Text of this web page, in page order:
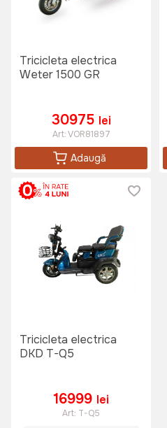
Tricicleta electrica
Weter 1500 GR
30975 lei
Art:VOR81897
Adaugă
Tricicleta electrica
DKD T-Q5
16999 lei
Art: T-Q5